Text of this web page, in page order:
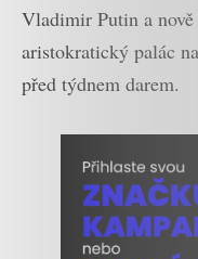
Vladimir Putin a
aristokratický palác
před týdnem darem.